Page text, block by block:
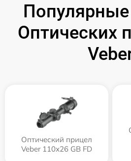
Оптических
Оптический прицел
Veber 110х26 GB FD